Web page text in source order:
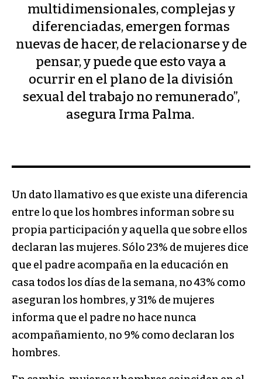
multidimensionales, complejas y
diferenciadas, emergen formas
nuevas de hacer, de relacionarse y de
pensar, y puede que esto vaya a
ocurrir en el plano de la división
sexual del trabajo no remunerado”,
asegura Irma Palma.
Un dato llamativo es que existe una diferencia
entre lo que los hombres informan sobre su
propia participación y aquella que sobre ellos
declaran las mujeres. Sólo 23% de mujeres dice
que el padre acompaña en la educación en
casa todos los días de la semana, no 43% como
aseguran los hombres, y 31% de mujeres
informa que el padre no hace nunca
acompañamiento, no 9% como declaran los
hombres.